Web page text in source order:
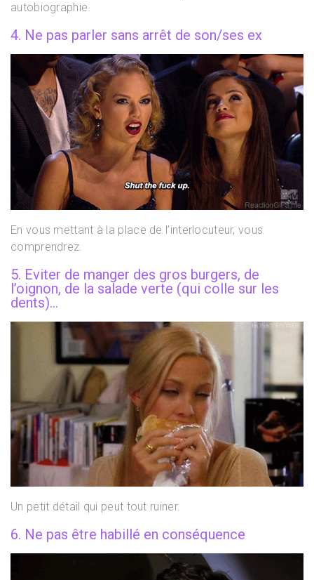
autobiographie.
4. Ne pas parler sans arrêt de son/ses ex
En vous mettant à la place de l’interlocuteur, vous
comprendrez.
5. Eviter de manger des gros burgers, de
l’oignon, de la salade verte (qui colle sur les
dents)…
Un petit détail qui peut tout ruiner.
6. Ne pas être habillé en conséquence